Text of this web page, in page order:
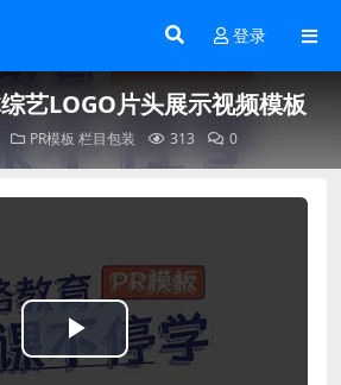
登录
艺LOGO片头展示视频模板
PR模板 栏目包装 313 0
Play